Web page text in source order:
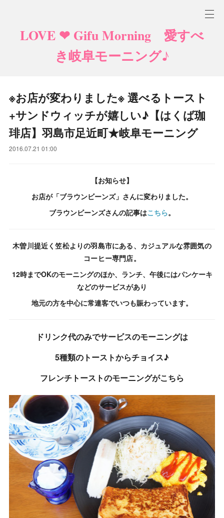
LOVE ❤ Gifu Morning 愛すべ
き岐阜モーニング♪
※お店が変わりました※ 選べるトースト
+サンドウィッチが嬉しい♪【はくば珈
琲店】羽島市足近町★岐阜モーニング
2016.07.21 01:00
【お知らせ】
お店が「ブラウンビーンズ」さんに変わりました。
ブラウンビーンズさんの記事はこちら。
木曽川提近く笠松よりの羽島市にある、カジュアルな雰囲気の
コーヒー専門店。
12時までOKのモーニングのほか、ランチ、午後にはパンケーキ
などのサービスがあり
地元の方を中心に常連客でいつも賑わっています。
ドリンク代のみでサービスのモーニングは
5種類のトーストからチョイス♪
フレンチトーストのモーニングがこちら